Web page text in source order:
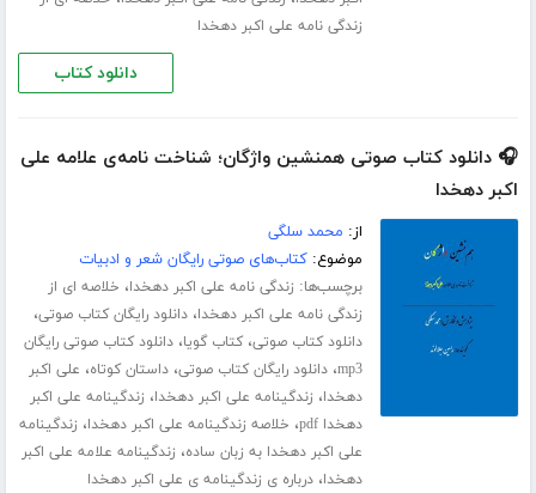
زندگی نامه علی اکبر دهخدا
دانلود کتاب
🎧 دانلود کتاب صوتی همنشین واژگان؛ شناخت نامه‌ی علامه علی
اکبر دهخدا
از: محمد سلگی
موضوع:کتاب‌های صوتی رایگان شعر و ادبیات
برچسب‌ها: زندگی نامه علی اکبر دهخدا، خلاصه ای از
زندگی نامه علی اکبر دهخدا،دانلود رایگان کتاب صوتی،
دانلود کتاب صوتی،کتاب گویا،دانلود کتاب صوتی رایگان
mp3،دانلود رایگان کتاب صوتی،داستان کوتاه، علی اکبر
دهخدا، زندگینامه علی اکبر دهخدا، زندگینامه علی اکبر
دهخدا pdf
، خلاصه زندگینامه علی اکبر دهخدا، زندگینامه
علی اکبر دهخدا به زبان ساده، زندگینامه علامه علی اکبر
دهخدا،درباره ی زندگینامه ی علی اکبر دهخدا